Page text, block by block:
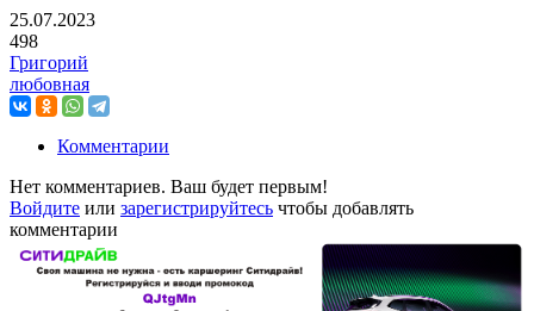
25.07.2023
498
Григорий
любовная
Комментарии
Нет комментариев. Ваш будет первым!
Войдите или зарегистрируйтесь чтобы добавлять
комментарии